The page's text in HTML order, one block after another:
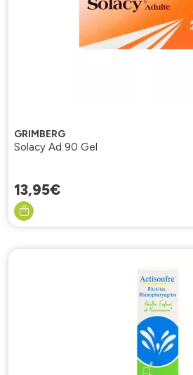
GRIMBERG
Solacy Ad 90 Gel
13,95€